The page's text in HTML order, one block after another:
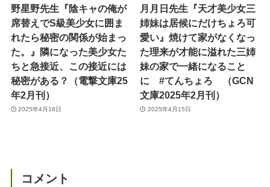
野星野先生『陰キャの俺が
席替えでS級美少女に囲ま
れたら秘密の関係が始まっ
た。』隣になった美少女た
ちと急接近、この接近には
秘密がある？（電撃文庫25
年2月刊）
2025年4月16日
月月日先生『天才美少女三
姉妹は居候にだけちょろ可
愛い』焼けて家がなくなっ
た理来が才能に溢れた三姉
妹の家で一緒になること
に #てんちょろ （GCN
文庫2025年2月刊）
2025年4月15日
コメント